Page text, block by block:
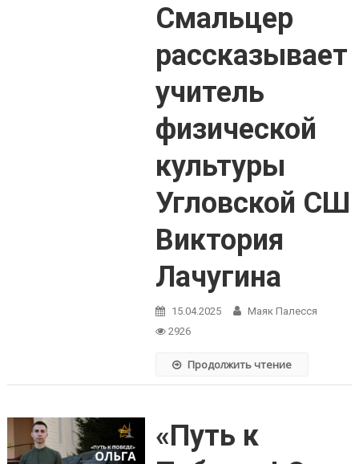
Смальцер
рассказывает
учитель
физической
культуры
Угловской СШ
Виктория
Лачугина
15.04.2025
Маяк Палесся
2926
Продолжить чтение
«Путь к